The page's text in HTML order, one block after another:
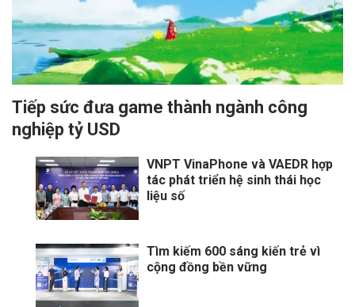
Tiếp sức đưa game thành ngành công
nghiệp tỷ USD
VNPT VinaPhone và VAEDR hợp
tác phát triển hệ sinh thái học
liệu số
Tìm kiếm 600 sáng kiến trẻ vì
cộng đồng bền vững